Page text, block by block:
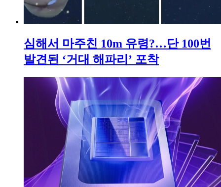
심해서 마주친 10m 유령?…단 100번
발견된 ‘거대 해파리’ 포착